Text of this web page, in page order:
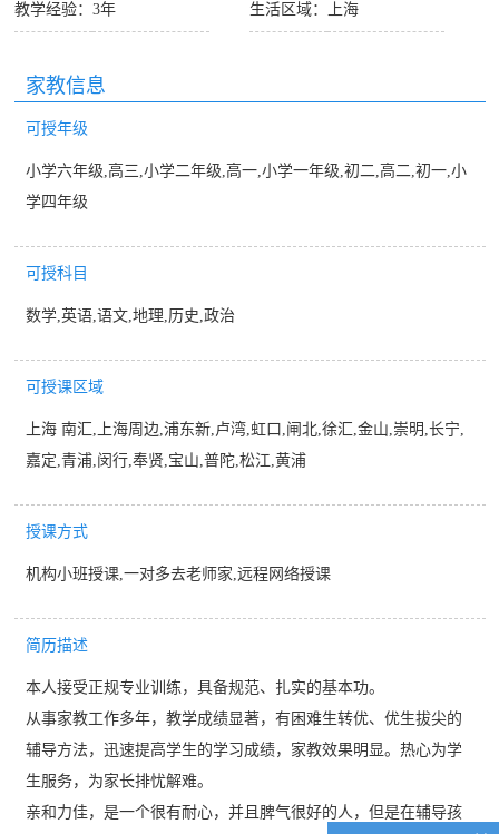
教学经验： 3年 生活区域： 上海
家教信息
可授年级
小学六年级,高三,小学二年级,高一,小学一年级,初二,高二,初一,小
学四年级
可授科目
数学,英语,语文,地理,历史,政治
可授课区域
上海 南汇,上海周边,浦东新,卢湾,虹口,闸北,徐汇,金山,崇明,长宁,
嘉定,青浦,闵行,奉贤,宝山,普陀,松江,黄浦
授课方式
机构小班授课,一对多去老师家,远程网络授课
简历描述
本人接受正规专业训练，具备规范、扎实的基本功。
从事家教工作多年，教学成绩显著，有困难生转优、优生拔尖的
辅导方法，迅速提高学生的学习成绩，家教效果明显。热心为学
生服务，为家长排忧解难。
亲和力佳，是一个很有耐心，并且脾气很好的人，但是在辅导孩